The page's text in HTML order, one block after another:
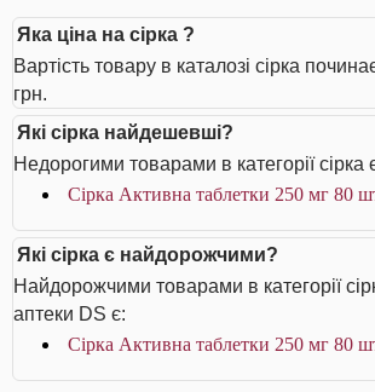
Яка ціна на сірка ?
Вартість товару в каталозі сірка
грн.
Які сірка найдешевші?
Недорогими товарами в категорії сірка
Сірка Активна таблетки 250 мг 80
Які сірка є найдорожчими?
Найдорожчими товарами в категорії
аптеки DS є:
Сірка Активна таблетки 250 мг 80